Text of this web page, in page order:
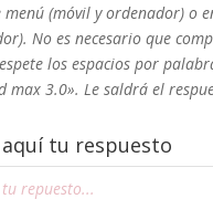
menú (móvil y ordenador) o
Noes necesario que
los espacios por
max 3.0». Le saldrá el
aquí tu respuesto